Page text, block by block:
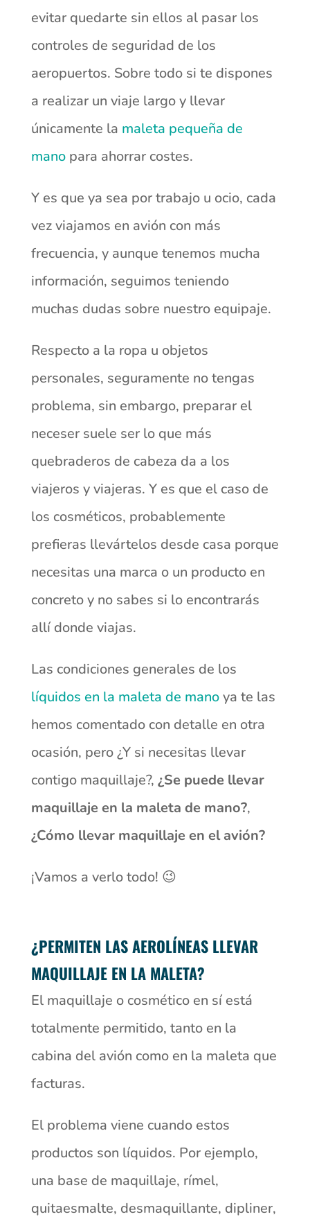
evitar quedarte sin ellos al pasar los
controles de seguridad de los
aeropuertos. Sobre todo si te dispones
a realizar un viaje largo y llevar
únicamente la maleta pequeña de
manopara ahorrar costes.
Y es que ya sea por trabajo u ocio, cada
vez viajamos en avión con más
frecuencia, y aunque tenemos mucha
información, seguimos teniendo
muchas dudas sobre nuestro equipaje.
Respecto a la ropa u objetos
personales, seguramente no tengas
problema, sin embargo, preparar el
neceser suele ser lo que más
quebraderos de cabeza da a los
viajeros y viajeras. Y es que el caso de
los cosméticos, probablemente
prefieras llevártelos desde casa porque
necesitas una marca o un producto en
concreto y no sabes si lo encontrarás
allí donde viajas.
Las condiciones generales de los
líquidos en la maleta de manoya te las
hemos comentado con detalle en otra
ocasión, pero ¿Y si necesitas llevar
contigo maquillaje?, ¿Se puede llevar
maquillaje en la maleta de mano?,
¿Cómo llevar maquillaje en el avión?
¡Vamos a verlo todo! 😉
¿PERMITEN LAS AEROLÍNEAS LLEVAR
MAQUILLAJE EN LA MALETA?
El maquillaje o cosmético en sí está
totalmente permitido, tanto en la
cabina del avión como en la maleta que
facturas.
El problema viene cuando estos
productos son líquidos. Por ejemplo,
una base de maquillaje, rímel,
quitaesmalte, desmaquillante, dipliner,